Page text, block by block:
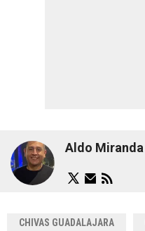
Aldo Miranda
CHIVAS GUADALAJARA